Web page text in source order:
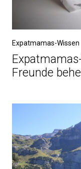
Expatmamas-Wissen
Freunde